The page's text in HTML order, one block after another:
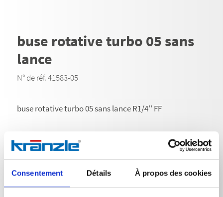
Consentement Détails À propos des cookies
buse rotative turbo 05 sans
lance
N° de réf. 41583-05
buse rotative turbo 05 sans lance R1/4'' FF